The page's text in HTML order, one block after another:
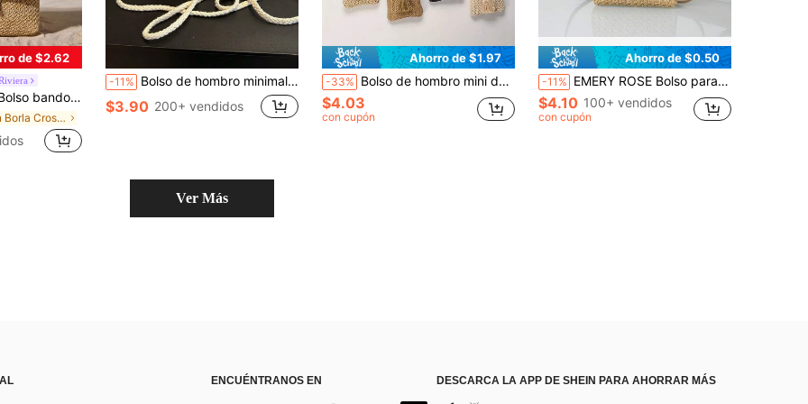
de $2.62
Vibraciones de vacaciones, relajación de vacaciones, regalo de otoño e invierno, bolso de playa, estilo cottage, atuendo de verano
en Borla Crossbody de mujer
-11% Bolso de hombro minimalista y versátil de unicolor con diseño hueco trenzado, bolso cruzado de paja ligero y práctico para mujer, adecuado para compras, llevar billetera, jóvenes, estudiantes universitarias, recién casadas, damas de oficina, etc. Ideal para oficina, universidad, trabajo, negocios, viajes, actividades al aire libre y ocasiones de verano.
$3.90 200+ vendidos
Ahorro de $1.97
-33% Bolso de hombro mini de verano de moda para vacaciones - Material de poliéster tejido ligero, correa de hombro ajustable, bolso cruzado compacto y dulce, bolso de playa llamativo de verano, cierre magnético, decoración con borla de unicolor
$4.03
con cupón
Ahorro de $0.50
-11% EMERY ROSE Bolso para teléfono móvil de paja trenzada de moda con correa cruzada, bolsa de playa llamativa de verano, bolsa de playa de paja de verano para mujer, bolsa de verano de vacaciones, bolsa de playa esencial para mujeres para vacaciones y días festivos, bolso de vacaciones talla grande reciente
$4.10 100+ vendidos
con cupón
Ver Más
ENCUÉNTRANOS EN DESCARCA LA APP DE SHEIN PARA AHORRAR MÁS